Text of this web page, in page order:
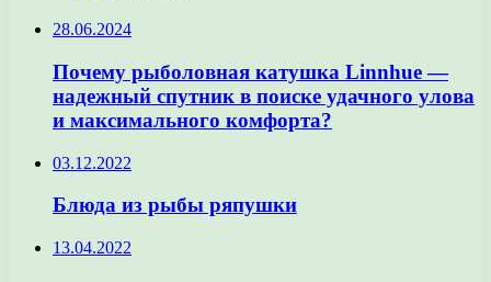
28.06.2024
Почему рыболовная катушка Linnhue —
надежный спутник в поиске удачного улова
и максимального комфорта?
03.12.2022
Блюда из рыбы ряпушки
13.04.2022